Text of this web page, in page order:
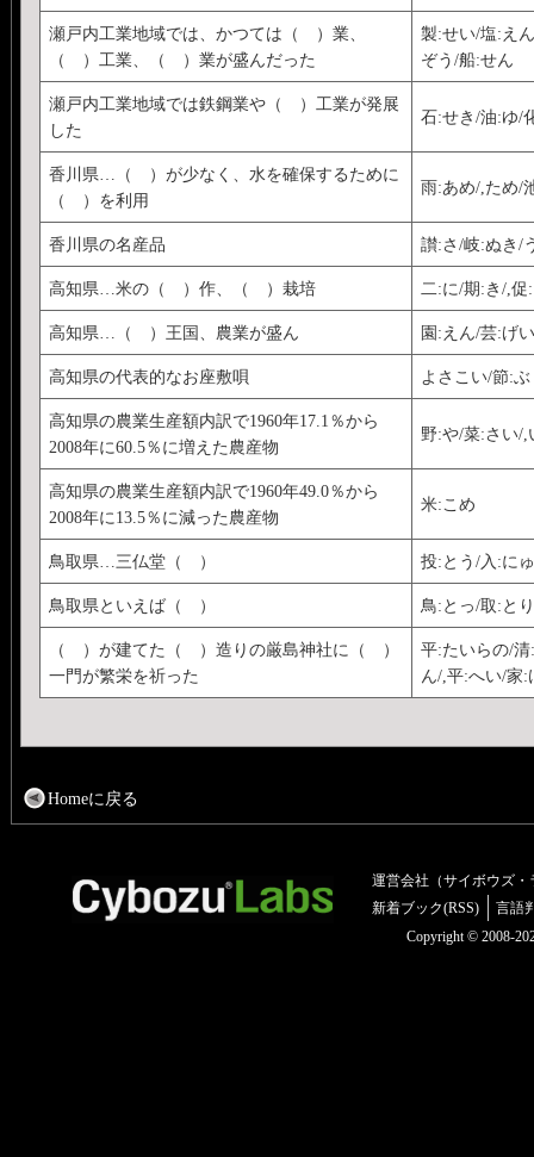
瀬戸内工業地域では、かつては（ ）業、
（ ）工業、（ ）業が盛んだった
製:せい/塩:え
ぞう/船:せん
瀬戸内工業地域では鉄鋼業や（ ）工業が発展
した
石:せき/油:ゆ/
香川県…（ ）が少なく、水を確保するために
（ ）を利用
雨:あめ/,ため/
香川県の名産品 讃:さ/岐:ぬき/
高知県…米の（ ）作、（ ）栽培 二:に/期:き/,促
高知県…（ ）王国、農業が盛ん 園:えん/芸:げい
高知県の代表的なお座敷唄 よさこい/節:ぶ
高知県の農業生産額内訳で1960年17.1％から
2008年に60.5％に増えた農産物
野:や/菜:さい/,
高知県の農業生産額内訳で1960年49.0％から
2008年に13.5％に減った農産物
米:こめ
鳥取県…三仏堂（ ） 投:とう/入:に
鳥取県といえば（ ） 鳥:とっ/取:と
（ ）が建てた（ ）造りの厳島神社に（ ）
一門が繁栄を祈った
平:たいらの/
ん/,平:へい/家:
Homeに戻る
運営会社（サイボウズ・
新着ブック(RSS)
言語
Copyright © 2008-